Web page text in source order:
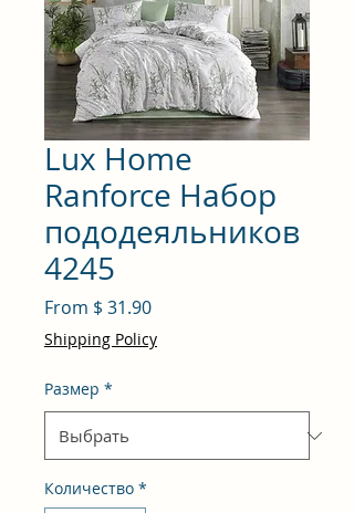
Lux Home
Ranforce Набор
пододеяльников
4245
From $ 31.90
Shipping Policy
Размер *
Количество *